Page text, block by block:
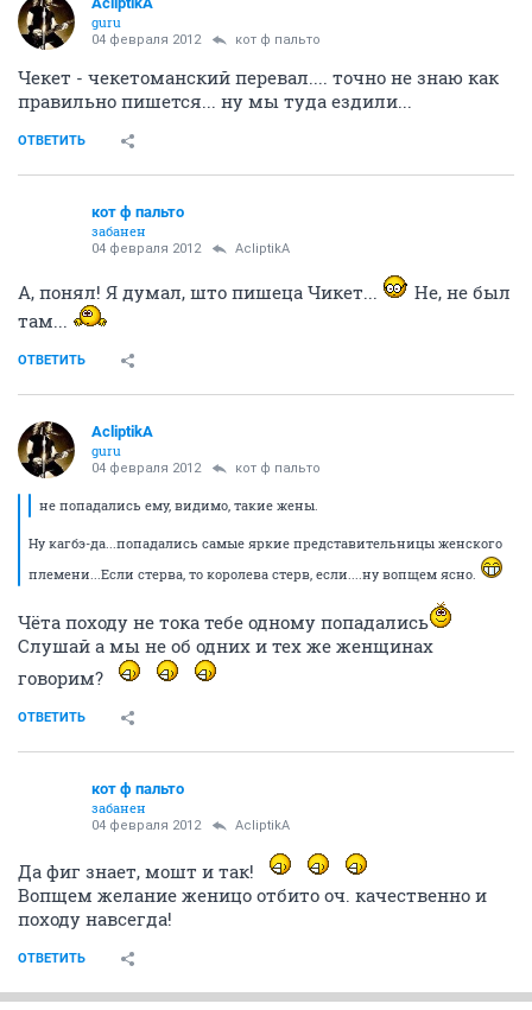
guru
04 февраля 2012 кот ф пальто
Чекет - чекетоманский перевал.... точно не знаю как
правильно пишется... ну мы туда ездили...
ОТВЕТИТЬ
кот ф пальто
забанен
04 февраля 2012 AcliptikA
А, понял! Я думал, што пишеца Чикет...
Не, не был
там...
ОТВЕТИТЬ
AcliptikA
guru
04 февраля 2012 кот ф пальто
не попадались ему, видимо, такие жены.
Ну кагбэ-да...попадались самые яркие представительницы женского
племени...Если стерва, то королева стерв, если....ну вопщем ясно.
Чёта походу не тока тебе одному попадались
Слушай а мы не об одних и тех же женщинах
говорим?
ОТВЕТИТЬ
кот ф пальто
забанен
04 февраля 2012 AcliptikA
Да фиг знает, мошт и так!
Вопщем желание женицо отбито оч. качественно и
походу навсегда!
ОТВЕТИТЬ